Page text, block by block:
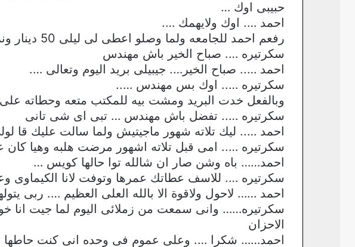
حبيبى اوك …
احمد …. اوك ولايهمك ….
رفعم احمد للجامعه ولما وصلو اعطى لى ليلى 50 دينار ونزلت ومشى للشركه ولما وصل قالتله سكرتيره …
سكرتيره …. صباح الخير باش مهندس
احمد ….. صباح الخير…. جيبيلى بريد اليوم وتعالى ….
سكرتيره ….. اوك بس مهندس …..
وبالفعل خدت البريد ومشت بيه للمكتب متعه وحطاته على
سكرتيره ….. تفضل باش مهندس … تبى اى شى تانى
احمد ….. ليك تلاته شهور ماجيتيش ولما سالت عليك قا
سكرتيره ….. امى قبل تلاته اشهور مرضت هلبه وهيا كان
احمد…… باه وشن صار ان شالله توا حالها كويس …
سكرتيره …. للاسف عطاتك عمرها وتوفت لانا الكيماوى
احمد …… لاحول ولاقوة الا بالله العلى العظيم …. ربى
سكرتيره…… وانى سمعت من زملائى اليوم لما جيت
الاحزان
احمد…… شكرا …. وعلى عموم فى وحده انى كنت حاطها